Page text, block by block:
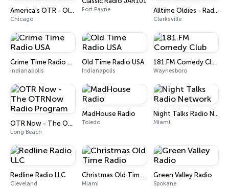
America's OTR - Old Time Comedy Radio
Chicago
Fort Payne Alltime Oldies - Radio Theater Channel
Clarksville
Crime Time Radio USA
Indianapolis
Old Time Radio USA
Indianapolis
181.FM Comedy Club
Waynesboro
OTR Now - The OTRNow Radio Program
Long Beach
MadHouse Radio
Toledo
Night Talks Radio Network
Miami
Redline Radio LLC
Cleveland
Christmas Old Time Radio
Miami
Green Valley Radio
Spokane